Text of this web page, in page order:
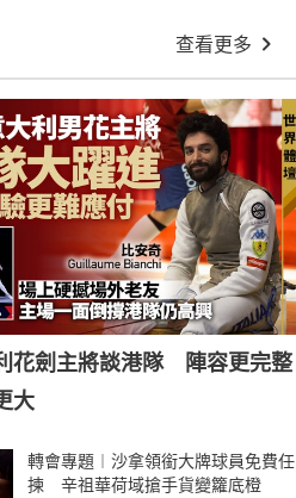
查看更多
花劍主將談港隊 陣容更完整
大
轉會專題︱沙拿領銜大牌球員免費任
揀 辛祖華荷域搶手貨變籮底橙